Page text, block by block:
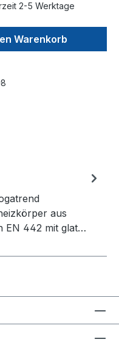
2-5 Werktage
Warenkorb
aus
EN 442 mit glat…